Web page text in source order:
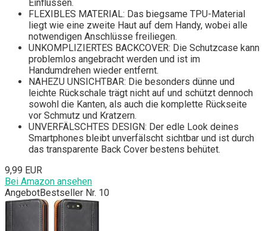
Einflüssen.
FLEXIBLES MATERIAL: Das biegsame TPU-Material
liegt wie eine zweite Haut auf dem Handy, wobei alle
notwendigen Anschlüsse freiliegen.
UNKOMPLIZIERTES BACKCOVER: Die Schutzcase kann
problemlos angebracht werden und ist im
Handumdrehen wieder entfernt.
NAHEZU UNSICHTBAR: Die besonders dünne und
leichte Rückschale trägt nicht auf und schützt dennoch
sowohl die Kanten, als auch die komplette Rückseite
vor Schmutz und Kratzern.
UNVERFÄLSCHTES DESIGN: Der edle Look deines
Smartphones bleibt unverfälscht sichtbar und ist durch
das transparente Back Cover bestens behütet.
9,99 EUR
Bei Amazon ansehen
AngebotBestseller Nr. 10